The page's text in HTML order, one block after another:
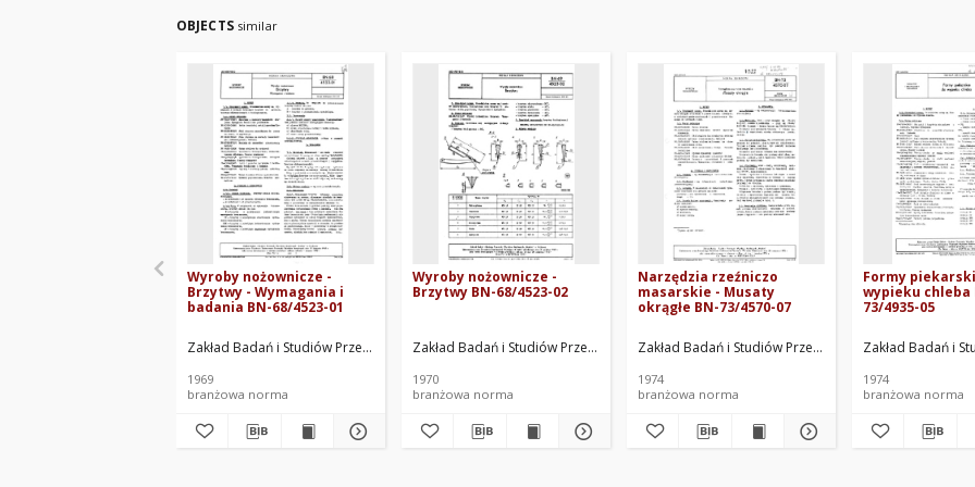
OBJECTS similar
Wyroby nożownicze -
Brzytwy - Wymagania i
badania BN-68/4523-01
Zakład Badań i Studiów Przemysłu Wyrobów Metalowych "Medom" w Krakowie. Oprac.
1969
branżowa norma
Wyroby nożownicze -
Brzytwy BN-68/4523-02
Zakład Badań i Studiów Przemysłu Wyrobów Metalowych "Medom" w Krakowie. Oprac.
1970
branżowa norma
Narzędzia rzeźniczo
masarskie - Musaty
okrągłe BN-73/4570-07
Zakład Badań i Studiów Przemysłu Wyrobów
1974
branżowa norma
Formy
wypieku chleba
73/4935-05
Zakład Badań i
1974
branżowa norma